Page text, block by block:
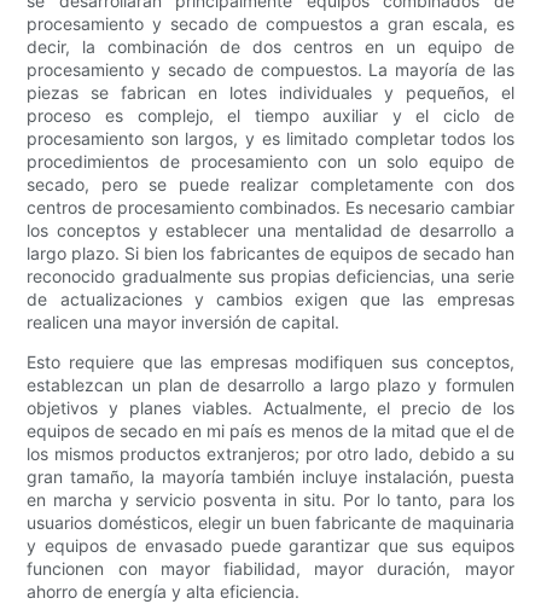
procesamiento y secado de compuestos a gran escala, es
decir, la combinación de dos centros en un equipo de
procesamiento y secado de compuestos. La mayoría de las
piezas se fabrican en lotes individuales y pequeños, el
proceso es complejo, el tiempo auxiliar y el ciclo de
procesamiento son largos, y es limitado completar todos los
procedimientos de procesamiento con un solo equipo de
secado, pero se puede realizar completamente con dos
centros de procesamiento combinados. Es necesario cambiar
los conceptos y establecer una mentalidad de desarrollo a
largo plazo. Si bien los fabricantes de equipos de secado han
reconocido gradualmente sus propias deficiencias, una serie
de actualizaciones y cambios exigen que las empresas
realicen una mayor inversión de capital.
Esto requiere que las empresas modifiquen sus conceptos,
establezcan un plan de desarrollo a largo plazo y formulen
objetivos y planes viables. Actualmente, el precio de los
equipos de secado en mi país es menos de la mitad que el de
los mismos productos extranjeros; por otro lado, debido a su
gran tamaño, la mayoría también incluye instalación, puesta
en marcha y servicio posventa in situ. Por lo tanto, para los
usuarios domésticos, elegir un buen fabricante de maquinaria
y equipos de envasado puede garantizar que sus equipos
funcionen con mayor fiabilidad, mayor duración, mayor
ahorro de energía y alta eficiencia.